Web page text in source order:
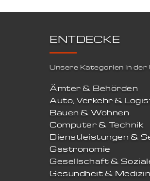
ENTDECKE
Unsere Kategorien in der
Ämter & Behörden
Auto, Verkehr &
Bauen & Wohnen
Computer & Technik
Dienstleistungen &
Gastronomie
Gesellschaft &
Gesundheit & Medizin